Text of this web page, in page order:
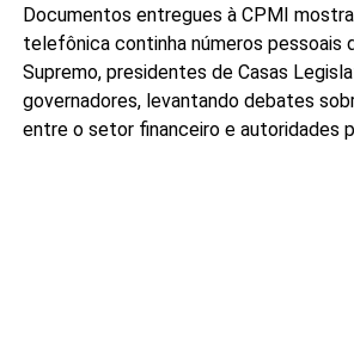
Documentos entregues à CPMI
telefônica continha números pessoais
Supremo, presidentes de Casas
governadores, levantando debates
entre o setor financeiro e autoridades